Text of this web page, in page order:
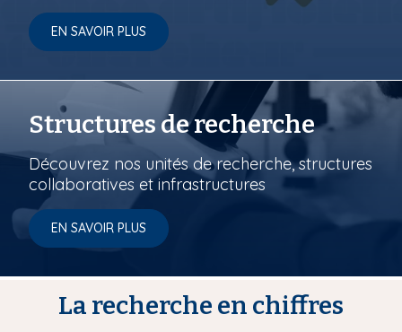
EN SAVOIR PLUS
Structures de recherche
Découvrez nos unités de recherche, structures
collaboratives et infrastructures
EN SAVOIR PLUS
La recherche en chiffres